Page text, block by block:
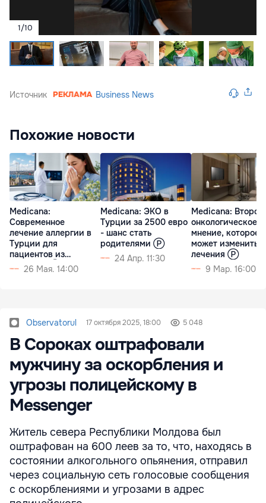
1/10
Источник Business News
Похожие новости
Medicana:
Современное
лечение аллергии в
Турции для
пациентов из
Молдовы Ⓟ
26 Мая. 14:00
Medicana: ЭКО в
Турции за 2500 евро
- шанс стать
родителями Ⓟ
24 Апр. 11:30
Medicana: Второе
онкологическое
мнение, которое
может изменить
лечения Ⓟ
9 Мар. 16:00
Observatorul 17 октября 2025, 18:00 5 048
В Сороках оштрафовали
мужчину за оскорбления и
угрозы полицейскому в
Messenger
Житель севера Республики Молдова был
оштрафован на 600 леев за то, что, находясь в
состоянии алкогольного опьянения, отправил
через социальную сеть голосовые сообщения
с оскорблениями и угрозами в адрес